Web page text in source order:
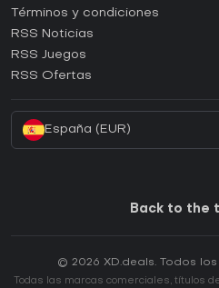
¿Cómo activar una CD Key de
¿Cómo activar una CD Key de
Términos y condiciones
RSS Noticias
RSS Juegos
RSS Ofertas
España (EUR)
Back to the
© 2026 XD.deals. Todos
Todas las marcas comerciales, títulos